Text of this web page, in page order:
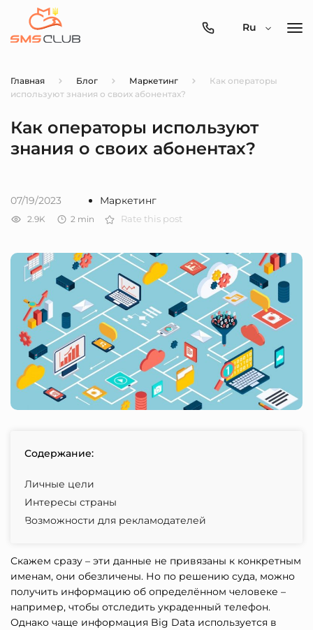
0800-
Ru
Главная Блог Маркетинг
Как операторы
используют знания о своих абонентах?
Как операторы используют
знания о своих абонентах?
07/19/2023 Маркетинг
2.9K 2 min Rate this post
Содержание:
Личные цели
Интересы страны
Возможности для рекламодателей
Скажем сразу – эти данные не привязаны к конкретным
именам, они обезличены. Но по решению суда, можно
получить информацию об определённом человеке –
например, чтобы отследить украденный телефон.
Однако чаще информация Big Data используется в